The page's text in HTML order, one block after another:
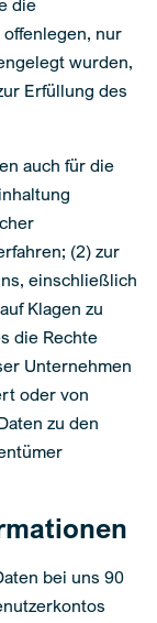
nur
wurden,
Erfüllung des
auch für die
(2) zur
einschließlich
Klagen zu
die Rechte
Unternehmen
oder von
zu den
bei uns 90